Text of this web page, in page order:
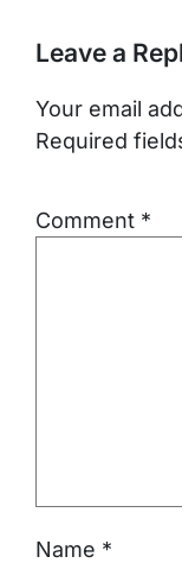
Leave a
Your email
Required
Comment *
Name *